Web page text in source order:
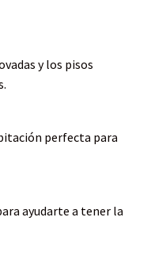
y los pisos
perfecta para
ayudarte a tener la